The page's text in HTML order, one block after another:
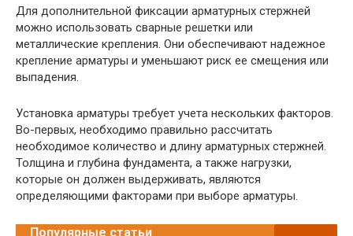
Для дополнительной фиксации арматурных стержней
можно использовать сварные решетки или
металлические крепления. Они обеспечивают надежное
крепление арматуры и уменьшают риск ее смещения или
выпадения.
Установка арматуры требует учета нескольких факторов.
Во-первых, необходимо правильно рассчитать
необходимое количество и длину арматурных стержней.
Толщина и глубина фундамента, а также нагрузки,
которые он должен выдерживать, являются
определяющими факторами при выборе арматуры.
Популярные статьи